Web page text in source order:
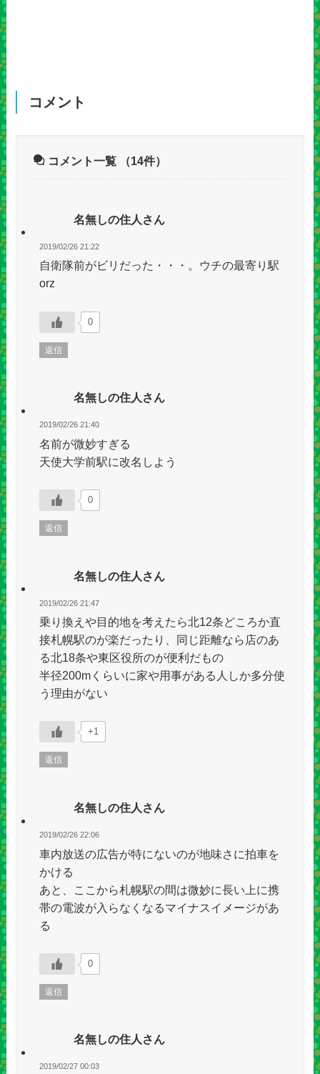
コメント
コメント一覧 （14件）
名無しの住人さん
2019/02/26 21:22
自衛隊前がビリだった・・・。ウチの最寄り駅
orz
0
返信
名無しの住人さん
2019/02/26 21:40
名前が微妙すぎる
天使大学前駅に改名しよう
0
返信
名無しの住人さん
2019/02/26 21:47
乗り換えや目的地を考えたら北12条どころか直
接札幌駅のが楽だったり、同じ距離なら店のあ
る北18条や東区役所のが便利だもの
半径200mくらいに家や用事がある人しか多分使
う理由がない
+1
返信
名無しの住人さん
2019/02/26 22:06
車内放送の広告が特にないのが地味さに拍車を
かける
あと、ここから札幌駅の間は微妙に長い上に携
帯の電波が入らなくなるマイナスイメージがあ
る
0
返信
名無しの住人さん
2019/02/27 00:03